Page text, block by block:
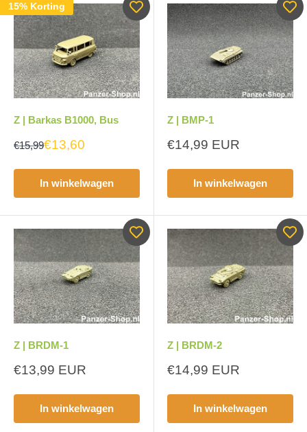
15% Korting
Z | Barkas B1000, Bus
€15,99€13,60
In winkelwagen
Z | BMP-1
Aanbiedingsprijs
€14,99 EUR
In winkelwagen
Z | BRDM-1
Aanbiedingsprijs
€13,99 EUR
In winkelwagen
Z | BRDM-2
Aanbiedingsprijs
€14,99 EUR
In winkelwagen